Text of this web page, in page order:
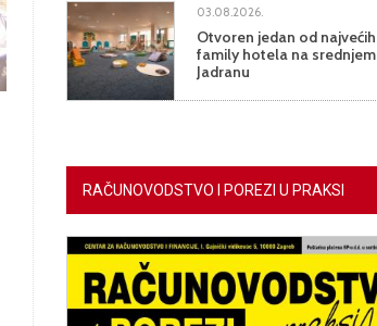
03.08.2026.
Otvoren jedan od najvećih
family hotela na srednjem
Jadranu
RAČUNOVODSTVO I POREZI U PRAKSI